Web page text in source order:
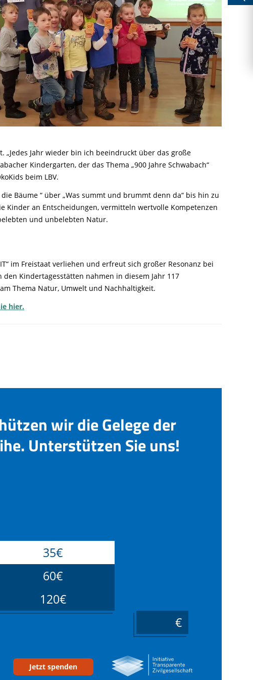
Leuzismus
Naturschauspiel Starenschwärme
Kraniche über Bayern
Vogel des Jahres
Die häufigsten Wintervögel
Die wichtigsten Zugvögel
Die wichtigsten Alpenvögel
Die wichtigsten Wasservögel
Leicht verwechselbar
Blühflächen anlegen
Rechtliches zum naturnahen Garten
Gärtnern ohne Torf
Gefahren durch Feuer
Gartensünden
Feuersalamander - praktische
Schutzmaßnahmen
Richtiges Verhalten bei Bodenbrütern
Geocaching: Konfliktvermeidung
Mulchen
Fledermaus gefunden
Igel gefunden
Eichhörnchen gefunden - Erste Hilfe
Umweltstation Wiesmühl mit
Außenstelle Übersee
Schulgarten-Wettbewerb Bayern
Alltagskompetenzen - Schule fürs Leben
Jahr wieder bin ich beeindruckt über das große
Kindergarten, der das Thema „900 Jahre Schwabach“
beim LBV.
Bäume “ über „Was summt und brummt denn da“ bis hin zu
Kinder an Entscheidungen, vermitteln wertvolle Kompetenzen
und unbelebten Natur.
im Freistaat verliehen und erfreut sich großer Resonanz bei
Kindertagesstätten nahmen in diesem Jahr 117
Thema Natur, Umwelt und Nachhaltigkeit.
hier.
wir die Gelege der
Unterstützen Sie uns!
35€
60€
120€
Jetzt spenden